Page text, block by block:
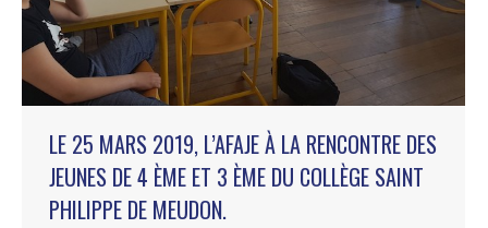
LE 25 MARS 2019, L’AFAJE À LA RENCONTRE DES
JEUNES DE 4 ÈME ET 3 ÈME DU COLLÈGE SAINT
PHILIPPE DE MEUDON.